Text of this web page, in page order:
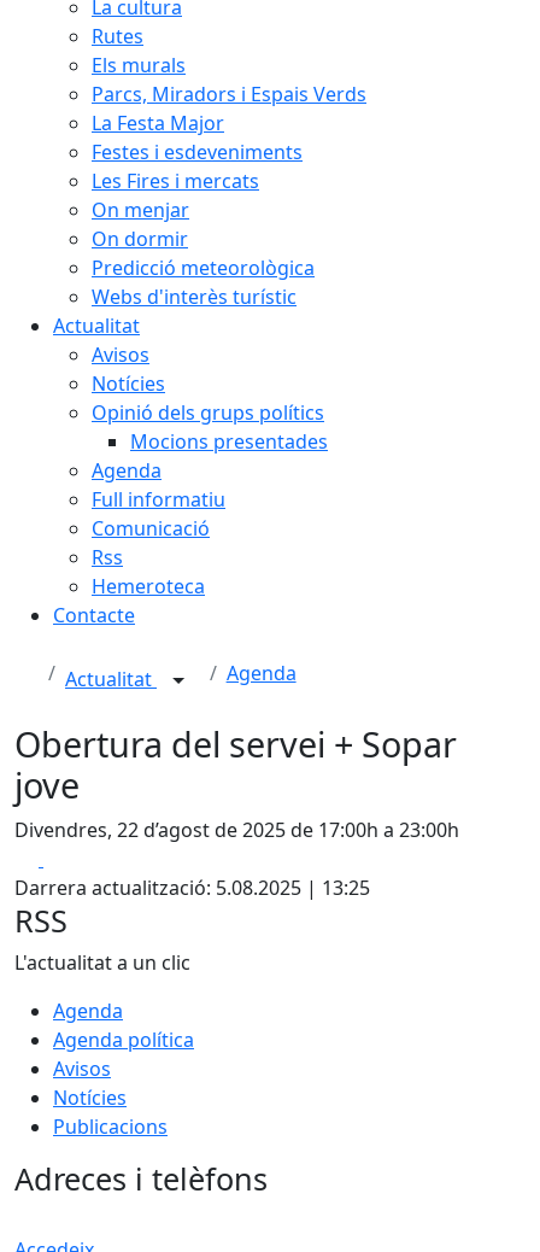
La cultura
Rutes
Els murals
Parcs, Miradors i Espais Verds
La Festa Major
Festes i esdeveniments
Les Fires i mercats
On menjar
On dormir
Predicció meteorològica
Webs d'interès turístic
Actualitat
Avisos
Notícies
Opinió dels grups polítics
Mocions presentades
Agenda
Full informatiu
Comunicació
Rss
Hemeroteca
Contacte
Actualitat Agenda
Obertura del servei + Sopar
jove
Divendres, 22 d’agost de 2025 de 17:00h a 23:00h
Darrera actualització: 5.08.2025 | 13:25
RSS
L'actualitat a un clic
Agenda
Agenda política
Avisos
Notícies
Publicacions
Adreces i telèfons